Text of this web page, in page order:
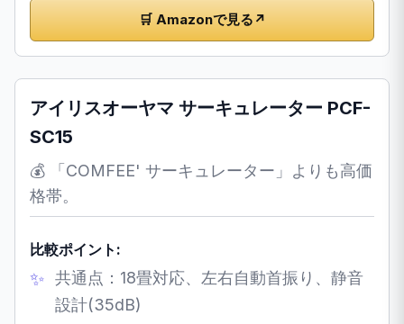
🛒 Amazonで見る ↗
アイリスオーヤマ サーキュレーター PCF-
SC15
💰 「COMFEE' サーキュレーター」よりも高価
格帯。
比較ポイント:
共通点：18畳対応、左右自動首振り、静音
設計(35dB)